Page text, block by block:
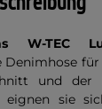
W-TEC
für
und der
eignen sie